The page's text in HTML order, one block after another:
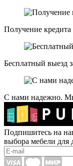
Получение
Бесплатный выезд
С нами надежно.
Подпишитесь на
выбора мебели для